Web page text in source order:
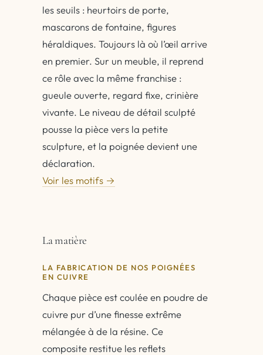
les seuils : heurtoirs de porte,
mascarons de fontaine, figures
héraldiques. Toujours là où l’œil arrive
en premier. Sur un meuble, il reprend
ce rôle avec la même franchise :
gueule ouverte, regard fixe, crinière
vivante. Le niveau de détail sculpté
pousse la pièce vers la petite
sculpture, et la poignée devient une
déclaration.
Voir les motifs →
La matière
LA FABRICATION DE NOS POIGNÉES
EN CUIVRE
Chaque pièce est coulée en poudre de
cuivre pur d’une finesse extrême
mélangée à de la résine. Ce
composite restitue les reflets